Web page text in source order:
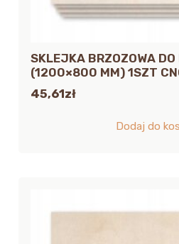
SKLEJKA BRZOZOWA
(1200×800 MM) 1SZT
45,61zł
Dodaj do